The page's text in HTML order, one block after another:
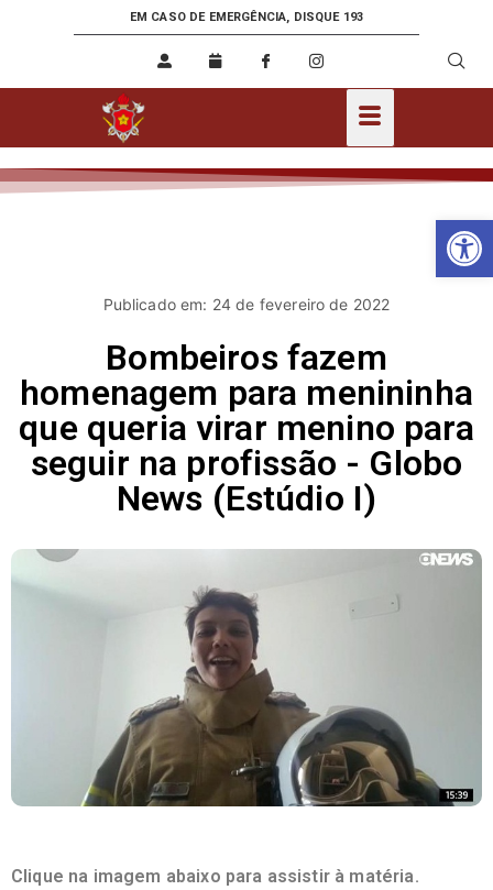
EM CASO DE EMERGÊNCIA, DISQUE 193
Publicado em: 24 de fevereiro de 2022
Bombeiros fazem
homenagem para menininha
que queria virar menino para
seguir na profissão - Globo
News (Estúdio I)
Clique na imagem abaixo para assistir à matéria.